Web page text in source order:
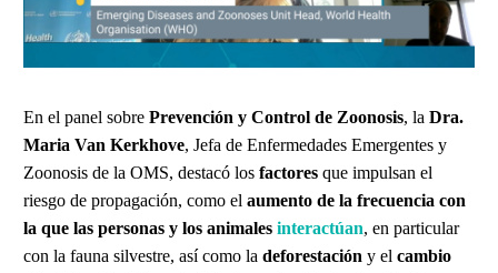
En el panel sobre Prevención y Control de Zoonosis, la Dra.
Maria Van Kerkhove, Jefa de Enfermedades Emergentes y
Zoonosis de la OMS, destacó los factores que impulsan el
riesgo de propagación, como el aumento de la frecuencia con
la que las personas y los animales interactúan, en particular
con la fauna silvestre, así como la deforestación y el cambio